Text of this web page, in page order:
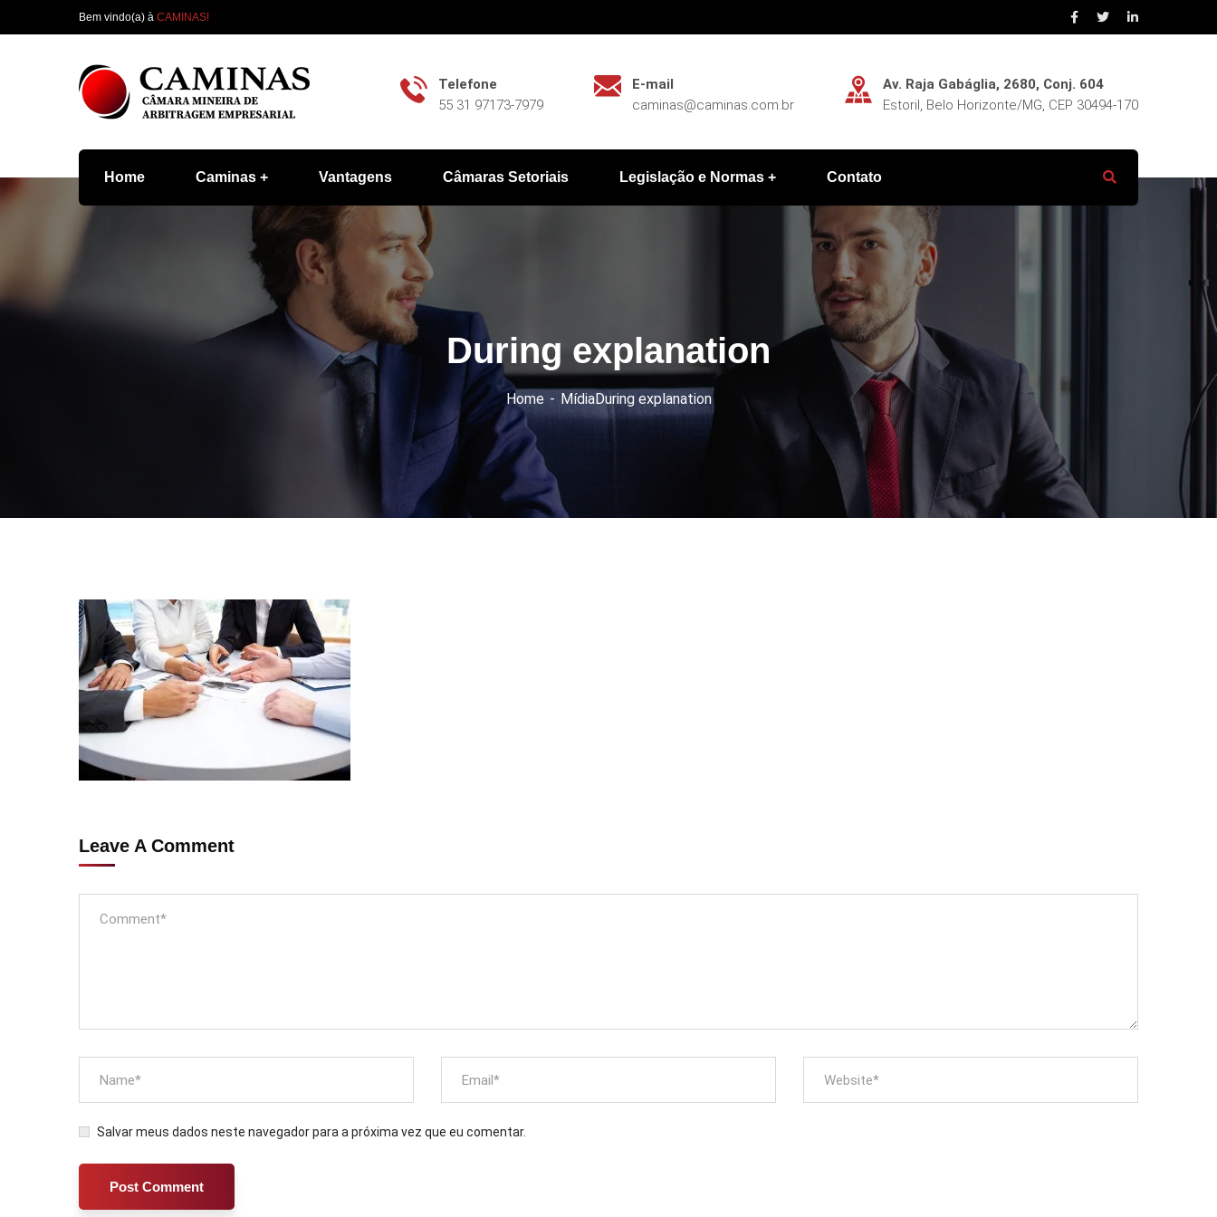
Bem vindo(a) à CAMINAS!
Telefone
55 31 97173-7979
E-mail
caminas@caminas.com.br
Av. Raja Gabáglia, 2680, Conj. 604
Estoril, Belo Horizonte/MG, CEP 30494-170
Home Caminas Vantagens Câmaras Setoriais Legislação e Normas Contato
During explanation
Home MídiaDuring explanation
Leave A Comment
Salvar meus dados neste navegador para a próxima vez que eu comentar.